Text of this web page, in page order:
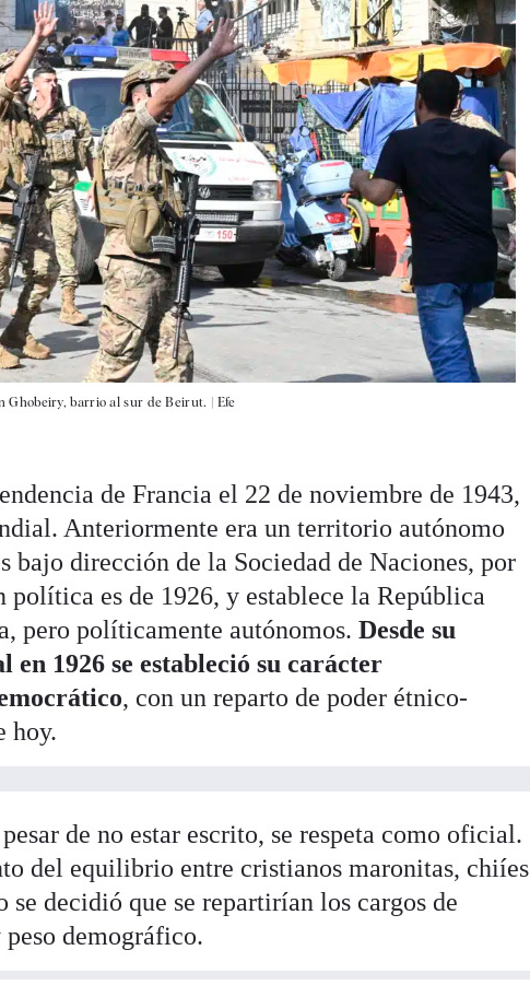
Ghobeiry, barrio al sur de Beirut. | Efe
de Francia el 22 de noviembre de 1943,
Anteriormente era un territorio autónomo
bajo dirección de la Sociedad de Naciones, por
es de 1926, y establece la República
pero políticamente autónomos.Desde su
en 1926 se estableció su carácter
, con un reparto de poder étnico-
hoy.
de no estar escrito, se respeta como oficial.
del equilibrio entre cristianos maronitas, chiíes
se decidió que se repartirían los cargos de
demográfico.